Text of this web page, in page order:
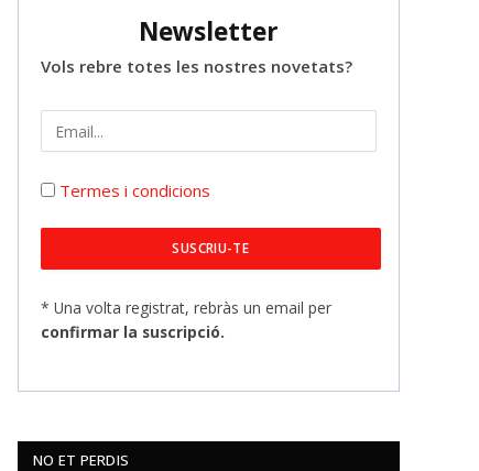
Newsletter
Vols rebre totes les nostres novetats?
Termes i condicions
* Una volta registrat, rebràs un email per
confirmar la suscripció.
NO ET PERDIS